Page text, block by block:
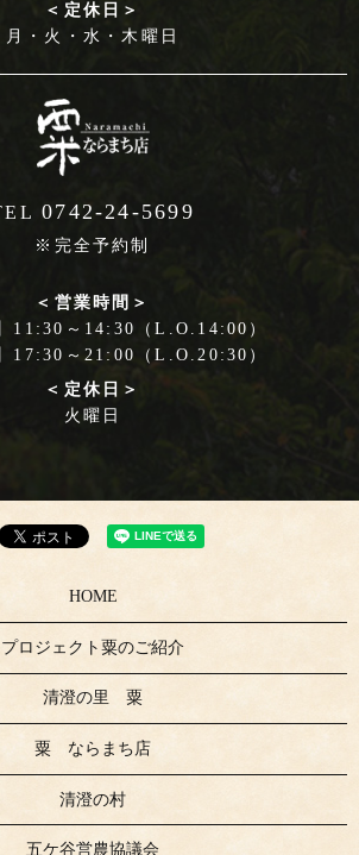
＜定休日＞
月・火・水・木曜日
0742-24-5699
※完全予約制
＜営業時間＞
11:30～14:30（L.O.14:00）
17:30～21:00（L.O.20:30）
＜定休日＞
火曜日
HOME
プロジェクト粟のご紹介
清澄の里 粟
粟 ならまち店
清澄の村
五ケ谷営農協議会